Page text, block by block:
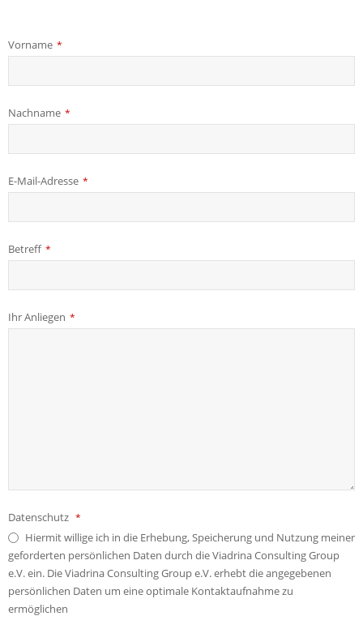
Vorname *
Nachname *
E-Mail-Adresse *
Betreff *
Ihr Anliegen *
Datenschutz *
Hiermit willige ich in die Erhebung, Speicherung und Nutzung meiner
geforderten persönlichen Daten durch die Viadrina Consulting Group
e.V. ein. Die Viadrina Consulting Group e.V. erhebt die angegebenen
persönlichen Daten um eine optimale Kontaktaufnahme zu
ermöglichen